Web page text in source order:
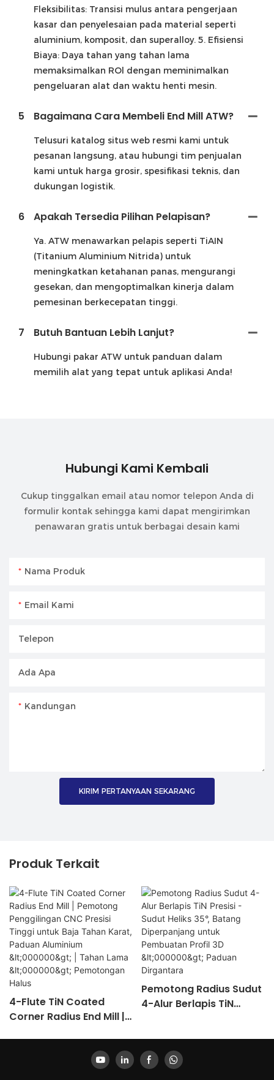
Fleksibilitas: Transisi mulus antara pengerjaan
kasar dan penyelesaian pada material seperti
aluminium, komposit, dan superalloy. 5. Efisiensi
Biaya: Daya tahan yang tahan lama
memaksimalkan ROl dengan meminimalkan
pengeluaran alat dan waktu henti mesin.
5 Bagaimana Cara Membeli End Mill ATW?
Telusuri katalog situs web resmi kami untuk
pesanan langsung, atau hubungi tim penjualan
kami untuk harga grosir, spesifikasi teknis, dan
dukungan logistik.
6 Apakah Tersedia Pilihan Pelapisan?
Ya. ATW menawarkan pelapis seperti TiAIN
(Titanium Aluminium Nitrida) untuk
meningkatkan ketahanan panas, mengurangi
gesekan, dan mengoptimalkan kinerja dalam
pemesinan berkecepatan tinggi.
7 Butuh Bantuan Lebih Lanjut?
Hubungi pakar ATW untuk panduan dalam
memilih alat yang tepat untuk aplikasi Anda!
Hubungi Kami Kembali
Cukup tinggalkan email atau nomor telepon Anda di
formulir kontak sehingga kami dapat mengirimkan
penawaran gratis untuk berbagai desain kami
Nama Produk
Email Kami
Telepon
Ada Apa
Kandungan
KIRIM PERTANYAAN SEKARANG
Produk Terkait
4-Flute TiN Coated
Corner Radius End Mill |
Baja Tahan Karat,
Pemotong Radius Sudut
4-Alur Berlapis TiN
Diperpanjang Untuk
Pembuatan Profil 3D